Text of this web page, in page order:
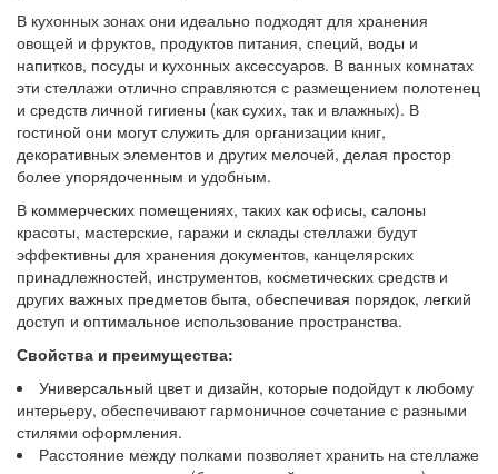
В кухонных зонах они идеально подходят для хранения
овощей и фруктов, продуктов питания, специй, воды и
напитков, посуды и кухонных аксессуаров. В ванных комнатах
эти стеллажи отлично справляются с размещением полотенец
и средств личной гигиены (как сухих, так и влажных). В
гостиной они могут служить для организации книг,
декоративных элементов и других мелочей, делая простор
более упорядоченным и удобным.
В коммерческих помещениях, таких как офисы, салоны
красоты, мастерские, гаражи и склады стеллажи будут
эффективны для хранения документов, канцелярских
принадлежностей, инструментов, косметических средств и
других важных предметов быта, обеспечивая порядок, легкий
доступ и оптимальное использование пространства.
Свойства и преимущества:
Универсальный цвет и дизайн, которые подойдут к любому
интерьеру, обеспечивают гармоничное сочетание с разными
стилями оформления.
Расстояние между полками позволяет хранить на стеллаже